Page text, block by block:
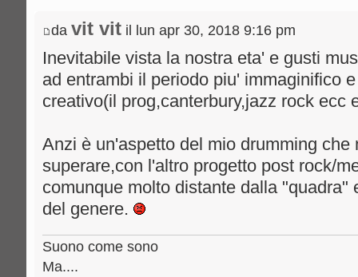
da vit vit il lun apr 30, 2018 9:16 pm
Inevitabile vista la nostra eta' e gusti
ad entrambi il periodo piu' immaginifico
creativo(il prog,canterbury,jazz rock ecc
Anzi è un'aspetto del mio drumming che
superare,con l'altro progetto post rock/
comunque molto distante dalla "quadra"
del genere.
Suono come sono
Ma....